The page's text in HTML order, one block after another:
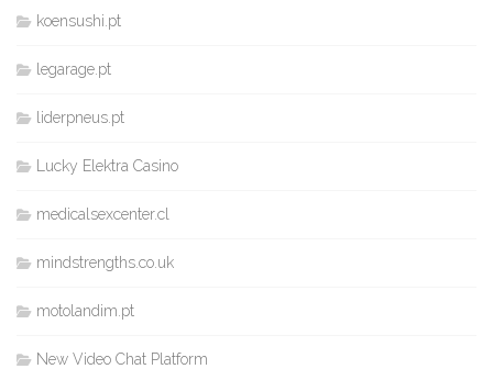
koensushi.pt
legarage.pt
liderpneus.pt
Lucky Elektra Casino
medicalsexcenter.cl
mindstrengths.co.uk
motolandim.pt
New Video Chat Platform